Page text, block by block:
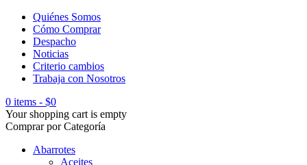
Quiénes Somos
Cómo Comprar
Despacho
Noticias
Criterio cambios
Trabaja con Nosotros
0 items - $0
Your shopping cart is empty
Comprar por Categoría
Abarrotes
Aceites